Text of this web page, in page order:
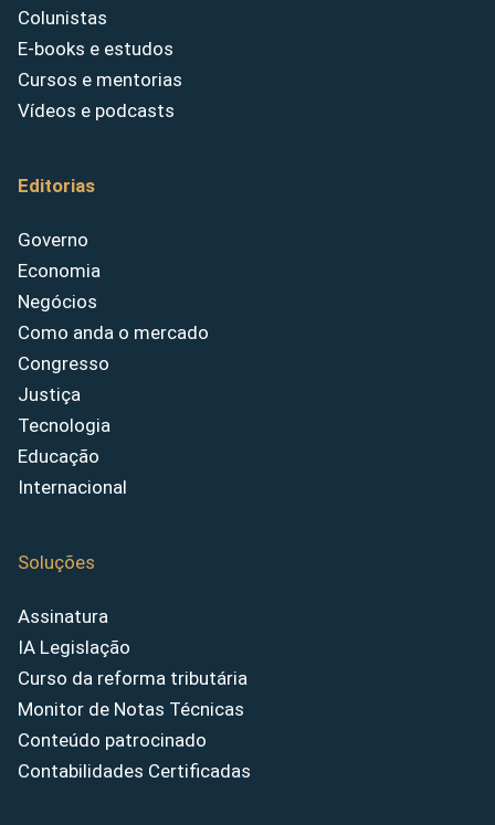
Colunistas
E-books e estudos
Cursos e mentorias
Vídeos e podcasts
Editorias
Governo
Economia
Negócios
Como anda o mercado
Congresso
Justiça
Tecnologia
Educação
Internacional
Soluções
Assinatura
IA Legislação
Curso da reforma tributária
Monitor de Notas Técnicas
Conteúdo patrocinado
Contabilidades Certificadas